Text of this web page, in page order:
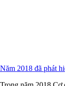
Năm 2018 đã phát